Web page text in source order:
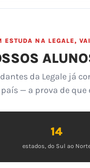
ESTUDA NA LEGALE,
da Legale já
— a prova de
14
estados, do Sul ao